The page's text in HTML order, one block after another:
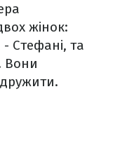
жінок:
Стефані, та
Вони